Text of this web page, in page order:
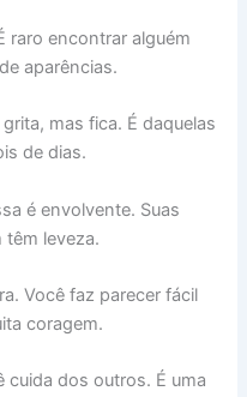
raro encontrar alguém
aparências.
mas fica. É daquelas
de dias.
é envolvente. Suas
têm leveza.
Você faz parecer fácil
coragem.
cuida dos outros. É uma